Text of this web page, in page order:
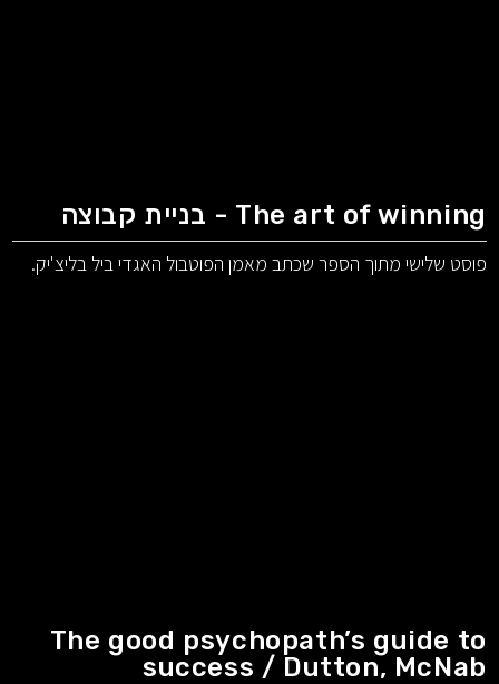
The art of winning - בניית קבוצה
פוסט שלישי מתוך הספר שכתב מאמן הפוטבול האגדי ביל בליצ'יק.
The good psychopath’s guide to
success / Dutton, McNab